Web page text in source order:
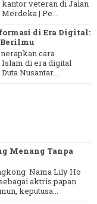
veteran di Jalan
| Pe...
di Era Digital:
cara
di era digital
Nusantar...
Menang Tanpa
Nama Lily Ho
aktris papan
keputusa...